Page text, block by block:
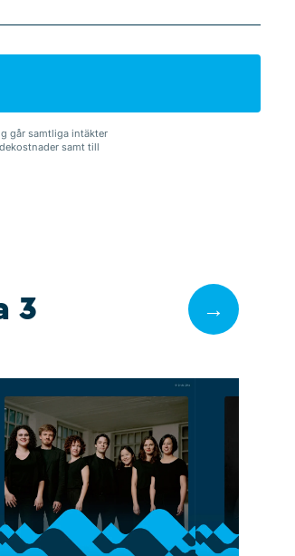
går samtliga intäkter
samt till
3 →